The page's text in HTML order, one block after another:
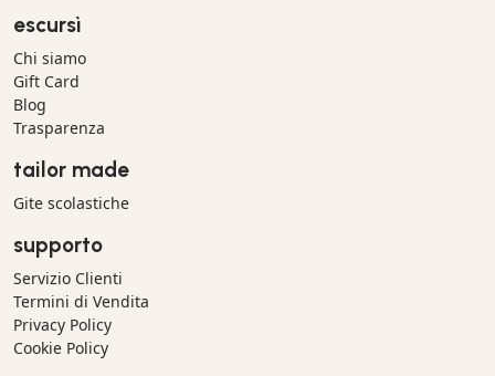
escursì
Chi siamo
Gift Card
Blog
Trasparenza
tailor made
Gite scolastiche
supporto
Servizio Clienti
Termini di Vendita
Privacy Policy
Cookie Policy